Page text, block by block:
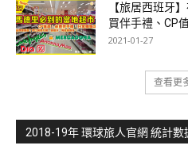
【旅居西班牙
買伴手禮、CP
2021-01-27
查看更
2018-19年 環球旅人官網 統計數